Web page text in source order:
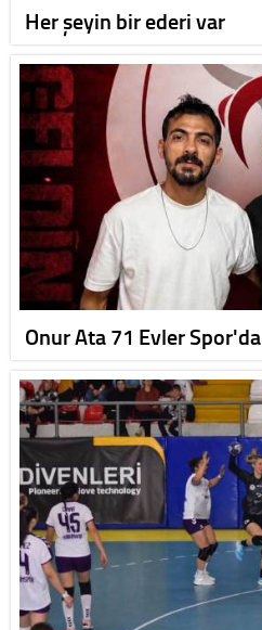
Her şeyin bir ederi var
Onur Ata 71 Evler Spor'da